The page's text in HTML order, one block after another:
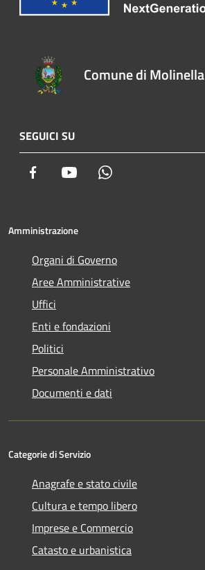
Comune di Molinella
SEGUICI SU
Facebook Youtube
Amministrazione
Organi di Governo
Aree Amministrative
Uffici
Enti e fondazioni
Politici
Personale Amministrativo
Documenti e dati
Categorie di Servizio
Anagrafe e stato civile
Cultura e tempo libero
Imprese e Commercio
Catasto e urbanistica